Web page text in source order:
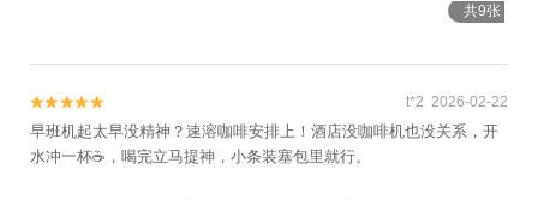
共9张

 t*2 2026-02-22
早班机起太早没精神？速溶咖啡安排上！酒店没咖啡机也没关系，开
水冲一杯☕，喝完立马提神，小条装塞包里就行。